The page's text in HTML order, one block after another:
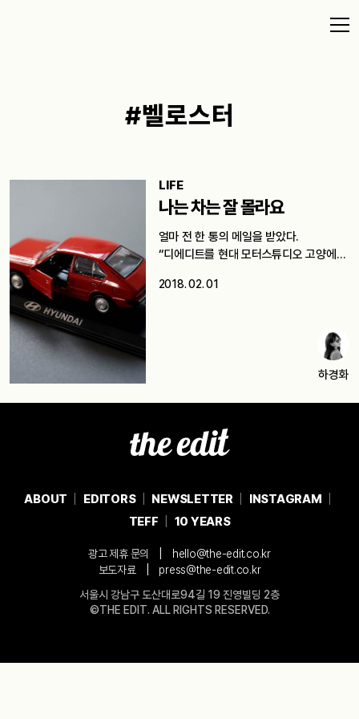
#벨로스터
LIFE
나는 차는 잘 몰라요
얼마 전 한 통의 메일을 받았다.
“디에디트를 현대 모터스튜디오 고양에…
2018. 02. 01
하경화
ABOUT EDITORS NEWSLETTER
INSTAGRAM
TEFF
10 YEARS
광고 제휴 문의
hello@the-edit.co.kr
보도자료
press@the-edit.co.kr
서울시 강남구 도산대로94길 19 진영빌딩 2층
©THE EDIT. ALL RIGHTS RESERVED.